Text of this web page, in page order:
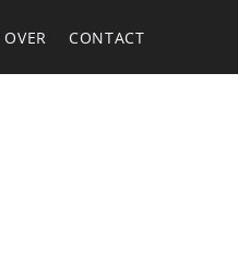
OVER CONTACT